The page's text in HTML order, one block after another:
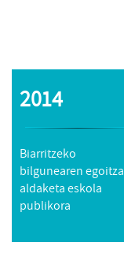
2014
Biarritzeko
bilgunearen egoitza
aldaketa eskola
publikora